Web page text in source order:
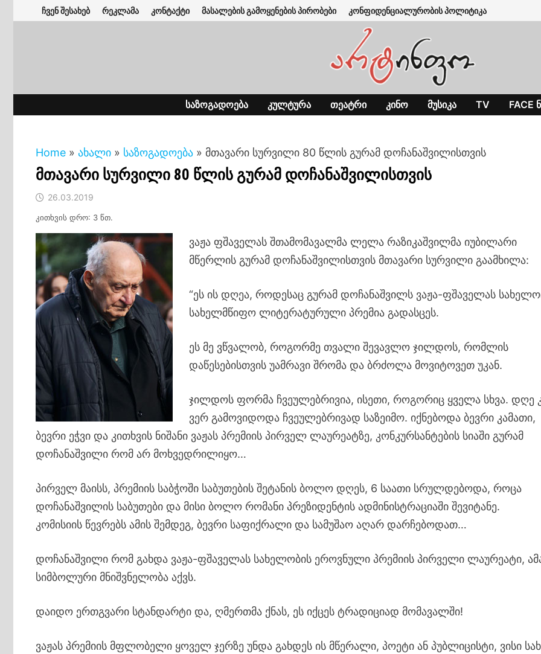
to
ჩვენ შესახებ რეკლამა კონტაქტი მასალების გამოყენების პირობები კონფიდენციალურობის პოლიტიკა
ᲡᲐᲖᲝᲒᲐᲓᲝᲔᲑᲐ ᲙᲣᲚᲢᲣᲠᲐ ᲗᲔᲐᲢᲠᲘ ᲙᲘᲜᲝ ᲛᲣᲡᲘᲙᲐ TV FACE
Home » ახალი » საზოგადოება » მთავარი სურვილი 80 წლის გურამ დოჩანაშვილისთვის
მთავარი სურვილი 80 წლის გურამ დოჩანაშვილისთვის
26.03.2019
კითხვის დრო: 3 წთ.
ვაჟა ფშაველას შთამომავალმა ლელა რაზიკაშვილმა იუბილარი
მწერლის გურამ დოჩანაშვილისთვის მთავარი სურვილი გაამხილა:
“ეს ის დღეა, როდესაც გურამ დოჩანაშვილს ვაჟა-ფშაველას
სახელმწიფო ლიტერატურული პრემია გადასცეს.
ეს მე ვწვალობ, როგორმე თვალი შევავლო ჯილდოს, რომლის
დაწესებისთვის უამრავი შრომა და ბრძოლა მოვიტოვეთ უკან.
ჯილდოს ფორმა ჩვეულებრივია, ისეთი, როგორიც ყველა სხვა. დღე
ვერ გამოვიდოდა ჩვეულებრივად საზეიმო. იქნებოდა ბევრი კამათი,
ბევრი ეჭვი და კითხვის ნიშანი ვაჟას პრემიის პირველ ლაურეატზე, კონკურსანტების სიაში გურამ
დოჩანაშვილი რომ არ მოხვედრილიყო…
პირველ მაისს, პრემიის საბჭოში საბუთების შეტანის ბოლო დღეს, 6 საათი სრულდებოდა, როცა
დოჩანაშვილის საბუთები და მისი ბოლო რომანი პრეზიდენტის ადმინისტრაციაში შევიტანე.
კომისიის წევრებს ამის შემდეგ, ბევრი საფიქრალი და სამუშაო აღარ დარჩებოდათ…
დოჩანაშვილი რომ გახდა ვაჟა-ფშაველას სახელობის ეროვნული პრემიის პირველი ლაურეატი,
სიმბოლური მნიშვნელობა აქვს.
დაიდო ერთგვარი სტანდარტი და, ღმერთმა ქნას, ეს იქცეს ტრადიციად მომავალში!
ვაჟას პრემიის მფლობელი ყოველ ჯერზე უნდა გახდეს ის მწერალი, პოეტი ან პუბლიცისტი, ვისი